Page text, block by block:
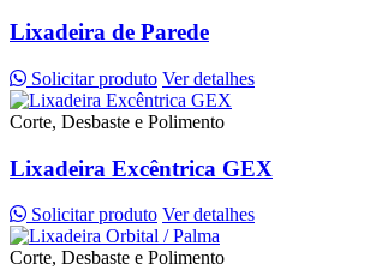
Lixadeira de Parede
Solicitar produto Ver detalhes
Corte, Desbaste e Polimento
Lixadeira Excêntrica GEX
Solicitar produto Ver detalhes
Corte, Desbaste e Polimento